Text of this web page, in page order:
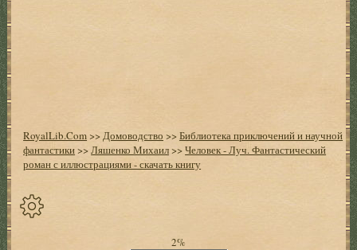
RoyalLib.Com>>Домоводство >>Библиотека приключений и научной
фантастики>>Ляшенко Михаил>>Человек - Луч. Фантастический
роман с иллюстрациями - скачать книгу
2%